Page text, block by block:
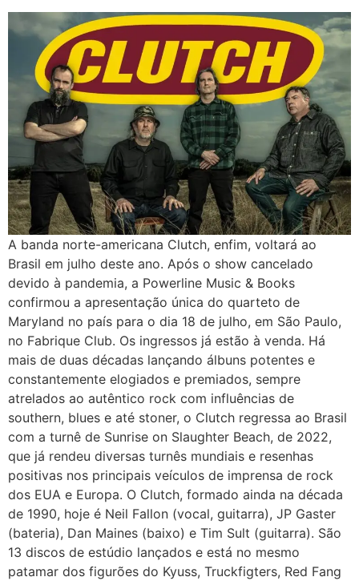
A banda norte-americana Clutch, enfim, voltará ao
Brasil em julho deste ano. Após o show cancelado
devido à pandemia, a Powerline Music & Books
confirmou a apresentação única do quarteto de
Maryland no país para o dia 18 de julho, em São Paulo,
no Fabrique Club. Os ingressos já estão à venda. Há
mais de duas décadas lançando álbuns potentes e
constantemente elogiados e premiados, sempre
atrelados ao autêntico rock com influências de
southern, blues e até stoner, o Clutch regressa ao Brasil
com a turnê de Sunrise on Slaughter Beach, de 2022,
que já rendeu diversas turnês mundiais e resenhas
positivas nos principais veículos de imprensa de rock
dos EUA e Europa. O Clutch, formado ainda na década
de 1990, hoje é Neil Fallon (vocal, guitarra), JP Gaster
(bateria), Dan Maines (baixo) e Tim Sult (guitarra). São
13 discos de estúdio lançados e está no mesmo
patamar dos figurões do Kyuss, Truckfigters, Red Fang